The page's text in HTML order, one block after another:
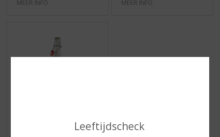
Leeftijdscheck
MEER INFO MEER INFO